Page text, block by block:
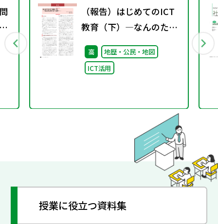
（報告）はじめてのICT
教育（下）―なんのため
のICT活用？―
高
地歴・公民・地図
ICT活用
授業に役立つ資料集